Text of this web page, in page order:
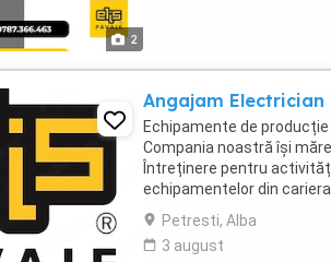
2
Angajam
Echipamente de
Compania noastră își
Întreținere pentru
echipamentelor din
Responsabilități: - Execută
Petresti, Alba
3 august